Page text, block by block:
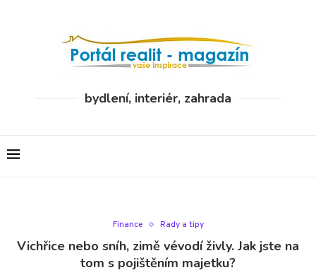
bydlení, interiér, zahrada
Finance Rady a tipy
Vichřice nebo sníh, zimě vévodí živly. Jak jste na
tom s pojištěním majetku?